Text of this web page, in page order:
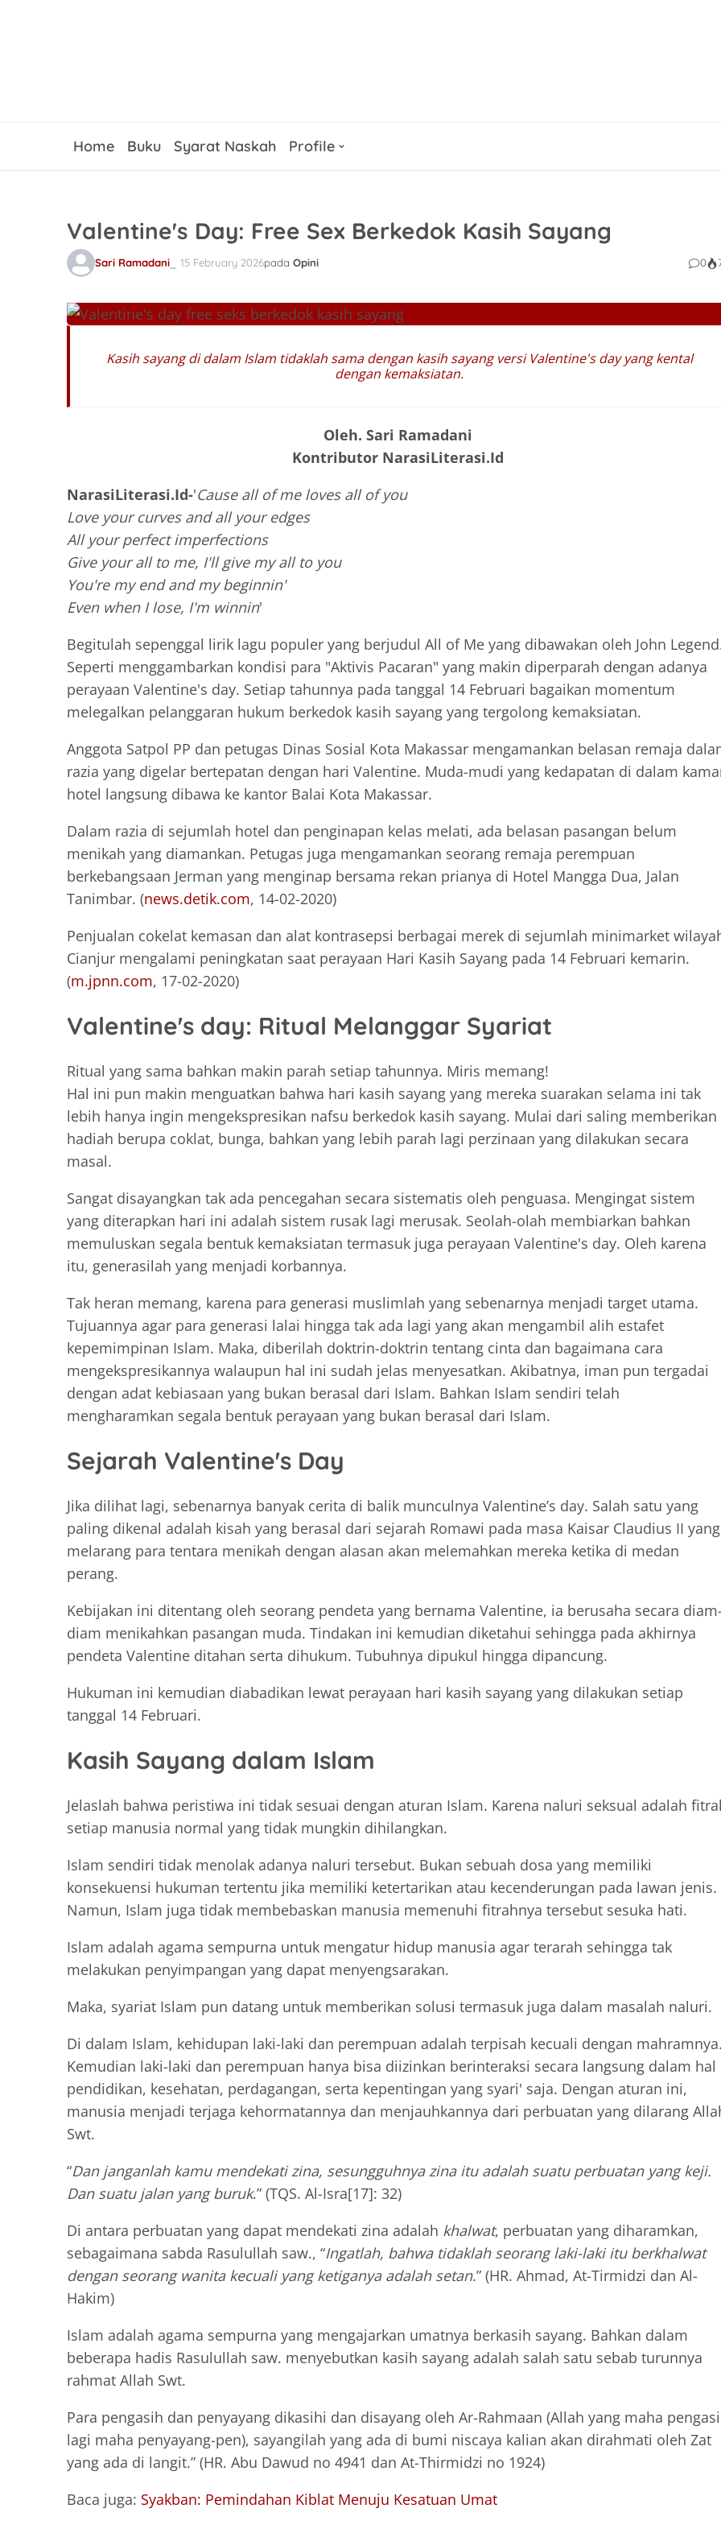
Home Buku Syarat Naskah Profile
Valentine's Day: Free Sex Berkedok Kasih Sayang
Sari Ramadani 15 February 2026pada Opini 0
Kasih sayang di dalam Islam tidaklah sama dengan kasih sayang versi Valentine's day yang kental
dengan kemaksiatan.
Oleh. Sari Ramadani
Kontributor NarasiLiterasi.Id
NarasiLiterasi.Id-'Cause all of me loves all of you
Love your curves and all your edges
All your perfect imperfections
Give your all to me, I'll give my all to you
You're my end and my beginnin'
Even when I lose, I'm winnin'
Begitulah sepenggal lirik lagu populer yang berjudul All of Me yang dibawakan oleh John
Seperti menggambarkan kondisi para "Aktivis Pacaran" yang makin diperparah dengan adanya
perayaan Valentine's day. Setiap tahunnya pada tanggal 14 Februari bagaikan momentum
melegalkan pelanggaran hukum berkedok kasih sayang yang tergolong kemaksiatan.
Anggota Satpol PP dan petugas Dinas Sosial Kota Makassar mengamankan belasan remaja
razia yang digelar bertepatan dengan hari Valentine. Muda-mudi yang kedapatan di dalam
hotel langsung dibawa ke kantor Balai Kota Makassar.
Dalam razia di sejumlah hotel dan penginapan kelas melati, ada belasan pasangan belum
menikah yang diamankan. Petugas juga mengamankan seorang remaja perempuan
berkebangsaan Jerman yang menginap bersama rekan prianya di Hotel Mangga Dua, Jalan
Tanimbar. (news.detik.com, 14-02-2020)
Penjualan cokelat kemasan dan alat kontrasepsi berbagai merek di sejumlah minimarket
Cianjur mengalami peningkatan saat perayaan Hari Kasih Sayang pada 14 Februari kemarin.
(m.jpnn.com, 17-02-2020)
Valentine's day: Ritual Melanggar Syariat
Ritual yang sama bahkan makin parah setiap tahunnya. Miris memang!
Hal ini pun makin menguatkan bahwa hari kasih sayang yang mereka suarakan selama ini tak
lebih hanya ingin mengekspresikan nafsu berkedok kasih sayang. Mulai dari saling memberikan
hadiah berupa coklat, bunga, bahkan yang lebih parah lagi perzinaan yang dilakukan secara
masal.
Sangat disayangkan tak ada pencegahan secara sistematis oleh penguasa. Mengingat sistem
yang diterapkan hari ini adalah sistem rusak lagi merusak. Seolah-olah membiarkan bahkan
memuluskan segala bentuk kemaksiatan termasuk juga perayaan Valentine's day. Oleh karena
itu, generasilah yang menjadi korbannya.
Tak heran memang, karena para generasi muslimlah yang sebenarnya menjadi target utama.
Tujuannya agar para generasi lalai hingga tak ada lagi yang akan mengambil alih estafet
kepemimpinan Islam. Maka, diberilah doktrin-doktrin tentang cinta dan bagaimana cara
mengekspresikannya walaupun hal ini sudah jelas menyesatkan. Akibatnya, iman pun tergadai
dengan adat kebiasaan yang bukan berasal dari Islam. Bahkan Islam sendiri telah
mengharamkan segala bentuk perayaan yang bukan berasal dari Islam.
Sejarah Valentine's Day
Jika dilihat lagi, sebenarnya banyak cerita di balik munculnya Valentine’s day. Salah satu yang
paling dikenal adalah kisah yang berasal dari sejarah Romawi pada masa Kaisar Claudius II yang
melarang para tentara menikah dengan alasan akan melemahkan mereka ketika di medan
perang.
Kebijakan ini ditentang oleh seorang pendeta yang bernama Valentine, ia berusaha secara diam-
diam menikahkan pasangan muda. Tindakan ini kemudian diketahui sehingga pada akhirnya
pendeta Valentine ditahan serta dihukum. Tubuhnya dipukul hingga dipancung.
Hukuman ini kemudian diabadikan lewat perayaan hari kasih sayang yang dilakukan setiap
tanggal 14 Februari.
Kasih Sayang dalam Islam
Jelaslah bahwa peristiwa ini tidak sesuai dengan aturan Islam. Karena naluri seksual adalah
setiap manusia normal yang tidak mungkin dihilangkan.
Islam sendiri tidak menolak adanya naluri tersebut. Bukan sebuah dosa yang memiliki
konsekuensi hukuman tertentu jika memiliki ketertarikan atau kecenderungan pada lawan jenis.
Namun, Islam juga tidak membebaskan manusia memenuhi fitrahnya tersebut sesuka hati.
Islam adalah agama sempurna untuk mengatur hidup manusia agar terarah sehingga tak
melakukan penyimpangan yang dapat menyengsarakan.
Maka, syariat Islam pun datang untuk memberikan solusi termasuk juga dalam masalah naluri.
Di dalam Islam, kehidupan laki-laki dan perempuan adalah terpisah kecuali dengan mahramnya.
Kemudian laki-laki dan perempuan hanya bisa diizinkan berinteraksi secara langsung dalam hal
pendidikan, kesehatan, perdagangan, serta kepentingan yang syari' saja. Dengan aturan ini,
manusia menjadi terjaga kehormatannya dan menjauhkannya dari perbuatan yang dilarang
Swt.
“Dan janganlah kamu mendekati zina, sesungguhnya zina itu adalah suatu perbuatan yang keji.
Dan suatu jalan yang buruk.” (TQS. Al-Isra[17]: 32)
Di antara perbuatan yang dapat mendekati zina adalah khalwat, perbuatan yang diharamkan,
sebagaimana sabda Rasulullah saw., “Ingatlah, bahwa tidaklah seorang laki-laki itu berkhalwat
dengan seorang wanita kecuali yang ketiganya adalah setan.” (HR. Ahmad, At-Tirmidzi dan Al-
Hakim)
Islam adalah agama sempurna yang mengajarkan umatnya berkasih sayang. Bahkan dalam
beberapa hadis Rasulullah saw. menyebutkan kasih sayang adalah salah satu sebab turunnya
rahmat Allah Swt.
Para pengasih dan penyayang dikasihi dan disayang oleh Ar-Rahmaan (Allah yang maha
lagi maha penyayang-pen), sayangilah yang ada di bumi niscaya kalian akan dirahmati oleh Zat
yang ada di langit.” (HR. Abu Dawud no 4941 dan At-Thirmidzi no 1924)
Baca juga: Syakban: Pemindahan Kiblat Menuju Kesatuan Umat